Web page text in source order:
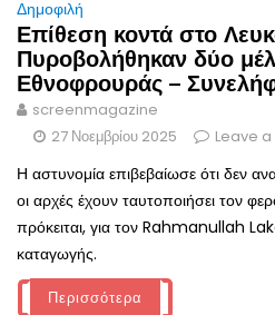
Δημοφιλή
Επίθεση κοντά στο
Πυροβολήθηκαν δύο
Εθνοφρουράς –
screenmagazine
27 Νοεμβρίου 2025
Leave
Η αστυνομία επιβεβαίωσε ότι δεν
οι αρχές έχουν ταυτοποιήσει τον
πρόκειται, για τον Rahmanullah
καταγωγής.
Περισσότερα